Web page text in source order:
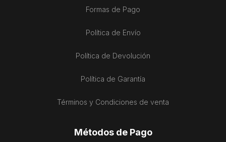
Formas de Pago
Política de Envío
Política de Devolución
Política de Garantía
Términos y Condiciones de venta
Métodos de Pago